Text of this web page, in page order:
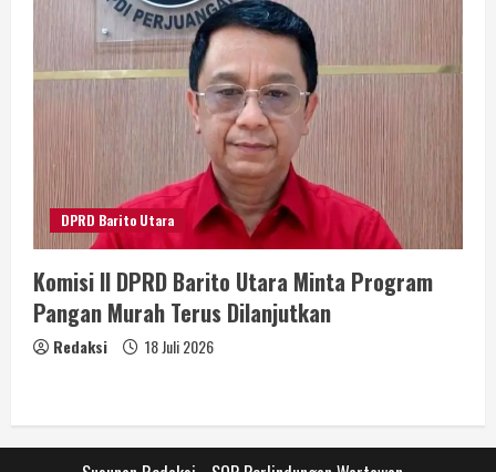
DPRD Barito Utara
Komisi II DPRD Barito Utara Minta Program
Pangan Murah Terus Dilanjutkan
Redaksi 18 Juli 2026